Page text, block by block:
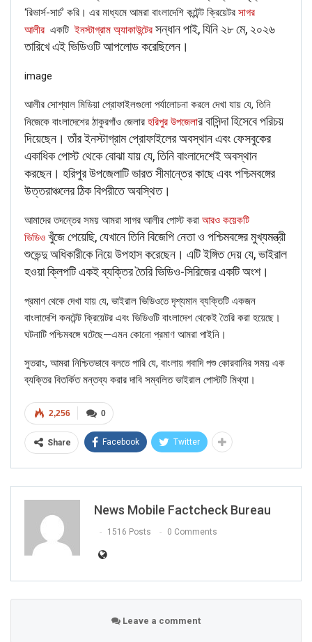
FAKE NEWS BUSTER
Name
Email
Phone
Picture/video
Picture/video url
Description
Click herefor Latest News
updates and viral videos on our
AI-powered smart
‘রিভার্স-সার্চ’ করি। এর মাধ্যমে আমরা বাংলাদেশি কন্টেন্ট ক্রিয়েটর সাগর
আলীর একটি ইনস্টাগ্রাম অ্যাকাউন্টের সন্ধান পাই, যিনি ২৮ মে, ২০২৬
তারিখে এই ভিডিওটি আপলোড করেছিলেন।
image
আলীর সোশ্যাল মিডিয়া প্রোফাইলগুলো পর্যালোচনা করলে দেখা যায় যে, তিনি
নিজেকে বাংলাদেশের ঠাকুরগাঁও জেলার হরিপুর উপজেলার বাসিন্দা হিসেবে পরিচয়
দিয়েছেন। তাঁর ইনস্টাগ্রাম প্রোফাইলের অবস্থান এবং ফেসবুকের
একাধিক পোস্ট থেকে বোঝা যায় যে, তিনি বাংলাদেশেই অবস্থান
করছেন। হরিপুর উপজেলাটি ভারত সীমান্তের কাছে এবং পশ্চিমবঙ্গের
উত্তরাঞ্চলের ঠিক বিপরীতে অবস্থিত।
আমাদের তদন্তের সময় আমরা সাগর আলীর পোস্ট করা আরও কয়েকটি
ভিডিও খুঁজে পেয়েছি, যেখানে তিনি বিজেপি নেতা ও পশ্চিমবঙ্গের মুখ্যমন্ত্রী
শুভেন্দু অধিকারীকে নিয়ে উপহাস করেছেন। এটি ইঙ্গিত দেয় যে, ভাইরাল
হওয়া ক্লিপটি একই ব্যক্তির তৈরি ভিডিও-সিরিজের একটি অংশ।
প্রমাণ থেকে দেখা যায় যে, ভাইরাল ভিডিওতে দৃশ্যমান ব্যক্তিটি একজন
বাংলাদেশি কনটেন্ট ক্রিয়েটর এবং ভিডিওটি বাংলাদেশ থেকেই তৈরি করা হয়েছে।
ঘটনাটি পশ্চিমবঙ্গে ঘটেছে—এমন কোনো প্রমাণ আমরা পাইনি।
সুতরাং, আমরা নিশ্চিতভাবে বলতে পারি যে, বাংলায় গবাদি পশু কোরবানির সময় এক
ব্যক্তির বিতর্কিত মন্তব্য করার দাবি সম্বলিত ভাইরাল পোস্টটি মিথ্যা।
0
2,256
Share Facebook Twitter
News Mobile Factcheck Bureau
1516 Posts 0 Comments
Leave a comment